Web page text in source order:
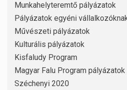
Munkahelyteremtő pályázatok
Pályázatok egyéni
Művészeti pályázatok
Kulturális pályázatok
Kisfaludy Program
Magyar Falu Program pályázatok
Széchenyi 2020